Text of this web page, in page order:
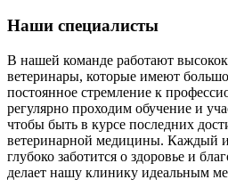
Наши специалисты
В нашей команде работают
ветеринары, которые имеют
постоянное стремление к
регулярно проходим обучение и
чтобы быть в курсе последних
ветеринарной медицины. Каждый
глубоко заботится о здоровье и
делает нашу клинику идеальным